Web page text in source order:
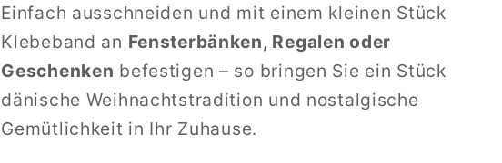
Einfach ausschneiden und mit einem kleinen Stück
Klebeband an Fensterbänken, Regalen oder
Geschenken befestigen – so bringen Sie ein Stück
dänische Weihnachtstradition und nostalgische
Gemütlichkeit in Ihr Zuhause.